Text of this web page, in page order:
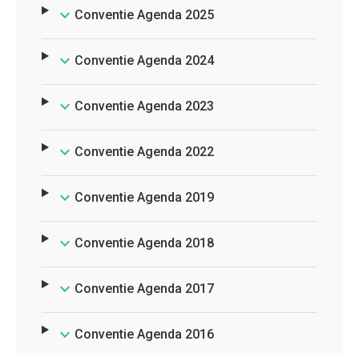
Conventie Agenda 2025
Conventie Agenda 2024
Conventie Agenda 2023
Conventie Agenda 2022
Conventie Agenda 2019
Conventie Agenda 2018
Conventie Agenda 2017
Conventie Agenda 2016